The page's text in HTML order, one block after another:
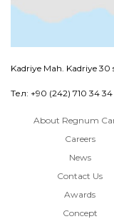
Kadriye Mah. Kadriye 30
Тел: +90 (242) 710 34 34
About Regnum
Careers
News
Contact Us
Awards
Concept